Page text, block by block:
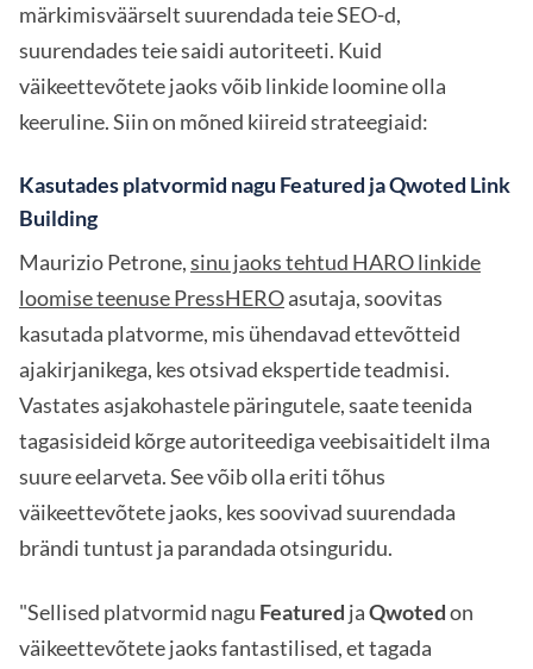
märkimisväärselt suurendada teie SEO-d,
suurendades teie saidi autoriteeti. Kuid
väikeettevõtete jaoks võib linkide loomine olla
keeruline. Siin on mõned kiireid strateegiaid:
Kasutades platvormid nagu Featured ja Qwoted Link
Building
Maurizio Petrone,sinu jaoks tehtud HARO linkide
loomise teenuse PressHEROasutaja, soovitas
kasutada platvorme, mis ühendavad ettevõtteid
ajakirjanikega, kes otsivad ekspertide teadmisi.
Vastates asjakohastele päringutele, saate teenida
tagasisideid kõrge autoriteediga veebisaitidelt ilma
suure eelarveta. See võib olla eriti tõhus
väikeettevõtete jaoks, kes soovivad suurendada
brändi tuntust ja parandada otsinguridu.
"Sellised platvormid nagu Featured jaQwotedon
väikeettevõtete jaoks fantastilised, et tagada